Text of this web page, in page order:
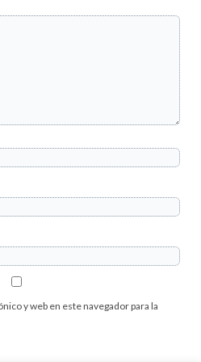
y web en este navegador para la